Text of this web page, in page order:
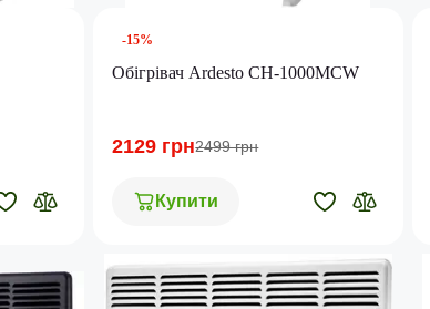
-15%
Обігрівач Ardesto CH-1000MCW
2129 грн2499 грн
Купити